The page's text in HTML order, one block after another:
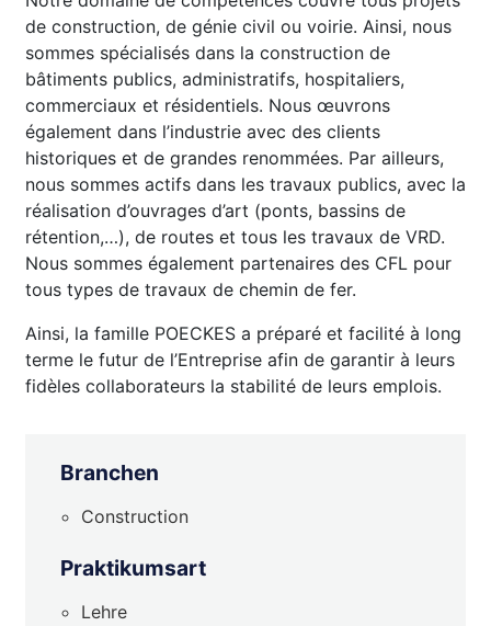
de construction, de génie civil ou voirie. Ainsi, nous
sommes spécialisés dans la construction de
bâtiments publics, administratifs, hospitaliers,
commerciaux et résidentiels. Nous œuvrons
également dans l’industrie avec des clients
historiques et de grandes renommées. Par ailleurs,
nous sommes actifs dans les travaux publics, avec la
réalisation d’ouvrages d’art (ponts, bassins de
rétention,…), de routes et tous les travaux de VRD.
Nous sommes également partenaires des CFL pour
tous types de travaux de chemin de fer.
Ainsi, la famille POECKES a préparé et facilité à long
terme le futur de l’Entreprise afin de garantir à leurs
fidèles collaborateurs la stabilité de leurs emplois.
Branchen
Construction
Praktikumsart
Lehre